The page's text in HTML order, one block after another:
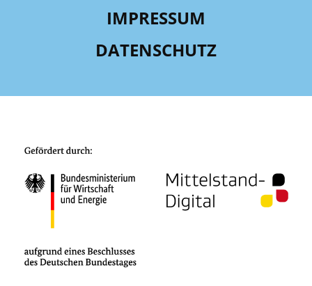
IMPRESSUM
DATENSCHUTZ